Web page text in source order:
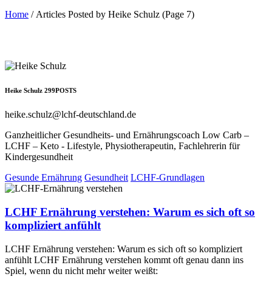
Home / Articles Posted by Heike Schulz (Page 7)
Heike Schulz 299POSTS
heike.schulz@lchf-deutschland.de
Ganzheitlicher Gesundheits- und Ernährungscoach Low Carb –
LCHF – Keto - Lifestyle, Physiotherapeutin, Fachlehrerin für
Kindergesundheit
Gesunde Ernährung Gesundheit LCHF-Grundlagen
LCHF Ernährung verstehen: Warum es sich oft so
kompliziert anfühlt
LCHF Ernährung verstehen: Warum es sich oft so kompliziert
anfühlt LCHF Ernährung verstehen kommt oft genau dann ins
Spiel, wenn du nicht mehr weiter weißt: